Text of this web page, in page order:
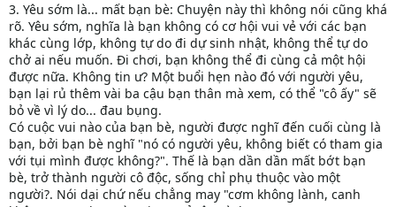
3. Yêu sớm là... mất bạn bè: Chuyện này thì không nói cũng khá
rõ. Yêu sớm, nghĩa là bạn không có cơ hội vui vẻ với các bạn
khác cùng lớp, không tự do đi dự sinh nhật, không thể tự do
chở ai nếu muốn. Đi chơi, bạn không thể đi cùng cả một hội
được nữa. Không tin ư? Một buổi hẹn nào đó với người yêu,
bạn lại rủ thêm vài ba cậu bạn thân mà xem, có thể "cô ấy" sẽ
bỏ về vì lý do... đau bụng.
Có cuộc vui nào của bạn bè, người được nghĩ đến cuối cùng là
bạn, bởi bạn bè nghĩ "nó có người yêu, không biết có tham gia
với tụi mình được không?". Thế là bạn dần dần mất bớt bạn
bè, trở thành người cô độc, sống chỉ phụ thuộc vào một
người?. Nói dại chứ nếu chẳng may "cơm không lành, canh